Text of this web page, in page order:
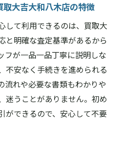
付属品の準備が大切な理
れが査定額にどう影響す
店活用で高価買取につな
ングがもたらすメリット
店での高価売却成功の秘
大吉大和八木店の特徴
して利用できるのは、買取大
と明確な査定基準があるから
フが一品一品丁寧に説明しな
不安なく手続きを進められる
流れや必要な書類もわかりや
迷うことがありません。初め
ができるので、安心して不要